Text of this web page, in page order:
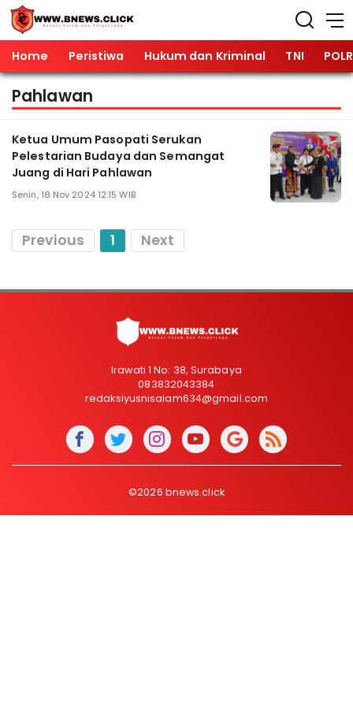
Home Peristiwa Hukum dan Kriminal TNI
Pahlawan
Ketua Umum Pasopati Serukan
Pelestarian Budaya dan Semangat
Juang di Hari Pahlawan
Senin, 18 Nov 2024 12:15 WIB
Previous 1 Next
Irawati 1 No: 38, Surabaya
083832043384
redaksiyusnisalam634@gmail.com
©2026 bnews.click